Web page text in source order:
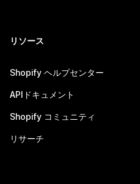
リソース
Shopify ヘルプセンター
APIドキュメント
Shopify コミュニティ
リサーチ